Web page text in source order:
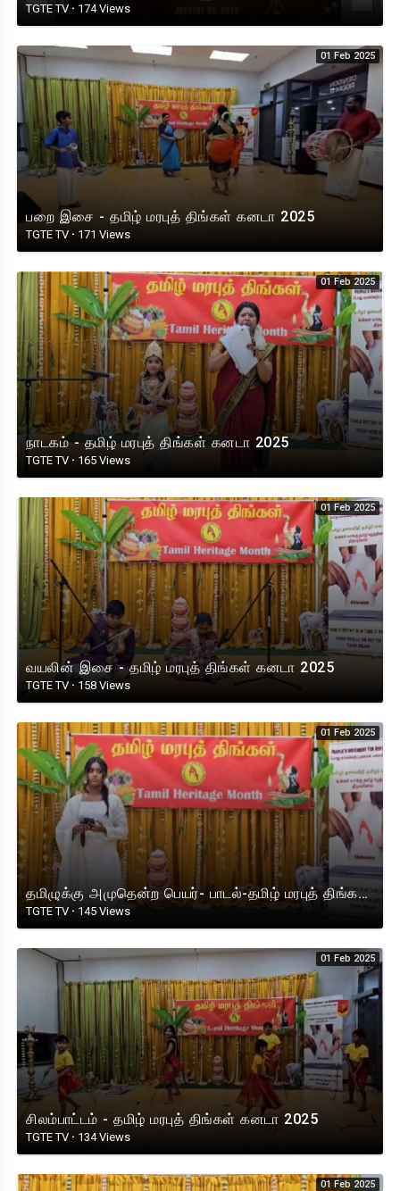
TGTE TV · 174 Views
01 Feb 2025
பறை இசை - தமிழ் மரபுத் திங்கள் கனடா 2025
TGTE TV · 171 Views
01 Feb 2025
நாடகம் - தமிழ் மரபுத் திங்கள் கனடா 2025
TGTE TV · 165 Views
01 Feb 2025
வயலின் இசை - தமிழ் மரபுத் திங்கள் கனடா 2025
TGTE TV · 158 Views
01 Feb 2025
தமிழுக்கு அமுதென்ற பெயர்- பாடல்-தமிழ் மரபுத் திங்கள் கனடா 2025
TGTE TV · 145 Views
01 Feb 2025
சிலம்பாட்டம் - தமிழ் மரபுத் திங்கள் கனடா 2025
TGTE TV · 134 Views
01 Feb 2025